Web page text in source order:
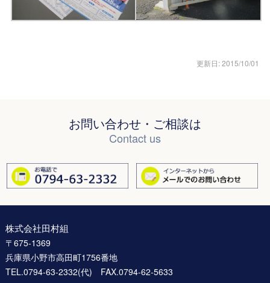
更新日: 2015/10/01
お問い合わせ・ご相談は
Contact us
株式会社田村組
〒675-1369
兵庫県小野市高田町1756番地
TEL.0794-63-2332(代) FAX.0794-62-5633